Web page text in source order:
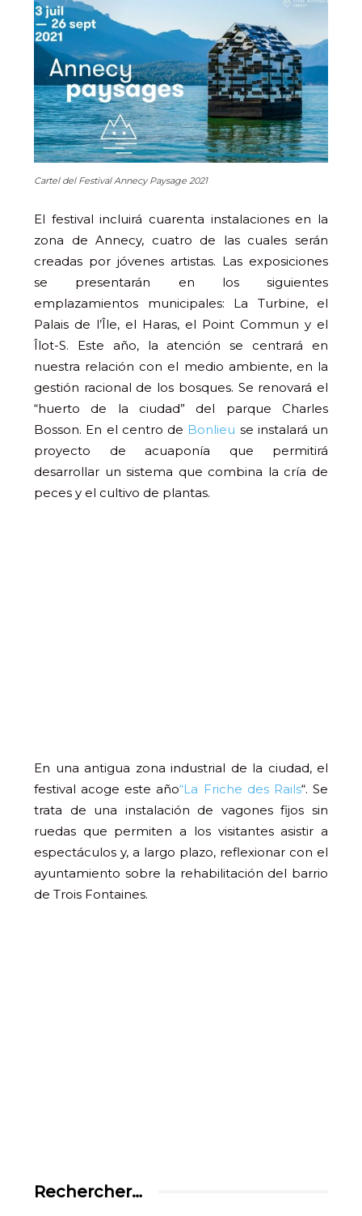
Cartel del Festival Annecy Paysage 2021
El festival incluirá cuarenta instalaciones en la
zona de Annecy, cuatro de las cuales serán
creadas por jóvenes artistas. Las exposiciones
se presentarán en los siguientes
emplazamientos municipales: La Turbine, el
Palais de l’Île, el Haras, el Point Commun y el
Îlot-S. Este año, la atención se centrará en
nuestra relación con el medio ambiente, en la
gestión racional de los bosques. Se renovará el
“huerto de la ciudad” del parque Charles
Bosson. En el centro de Bonlieu se instalará un
proyecto de acuaponía que permitirá
desarrollar un sistema que combina la cría de
peces y el cultivo de plantas.
En una antigua zona industrial de la ciudad, el
festival acoge este año“La Friche des Rails“. Se
trata de una instalación de vagones fijos sin
ruedas que permiten a los visitantes asistir a
espectáculos y, a largo plazo, reflexionar con el
ayuntamiento sobre la rehabilitación del barrio
de Trois Fontaines.
Rechercher…